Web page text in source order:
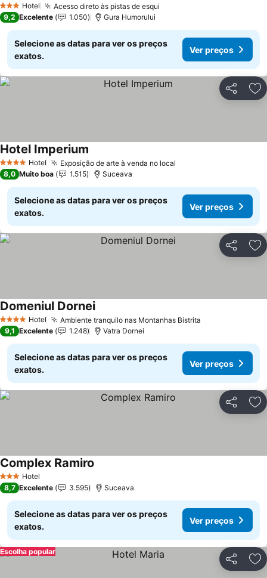
3 EstrelasHotel Acesso direto às pistas de esqui
9,2 Excelente 1.050 Gura Humorului
Selecione as datas para ver os preços
exatos.
Ver preços
Partilhar
4 EstrelasHotel Exposição de arte à venda no local
Hotel Imperium
8,0 Muito boa 1.515 Suceava
Selecione as datas para ver os preços
exatos.
Ver preços
Partilhar
4 EstrelasHotel Ambiente tranquilo nas Montanhas Bistrita
Domeniul Dornei
9,1 Excelente 1.248 Vatra Dornei
Selecione as datas para ver os preços
exatos.
Ver preços
Partilhar
3 EstrelasHotel
Complex Ramiro
8,7 Excelente 3.595 Suceava
Selecione as datas para ver os preços
exatos.
Ver preços
Partilhar
Escolha popular